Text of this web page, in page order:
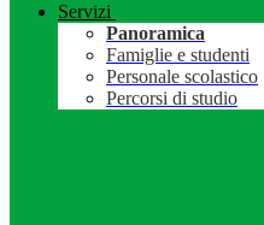
Servizi
Panoramica
Famiglie e studenti
Personale scolastico
Percorsi di studio